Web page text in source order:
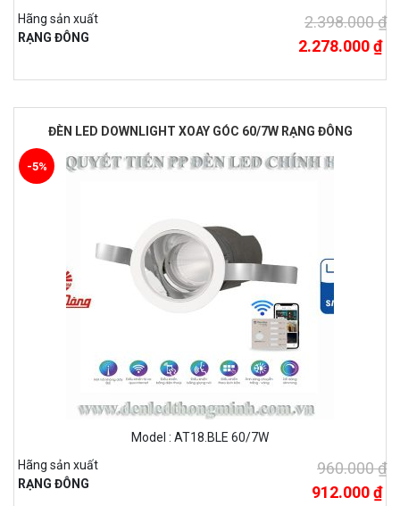
Hãng sản xuất
RẠNG ĐÔNG
2.398.000 ₫
2.278.000 ₫
ĐÈN LED DOWNLIGHT XOAY GÓC 60/7W RẠNG ĐÔNG
Model : AT18.BLE 60/7W
Hãng sản xuất
RẠNG ĐÔNG
960.000 ₫
912.000 ₫
-5%